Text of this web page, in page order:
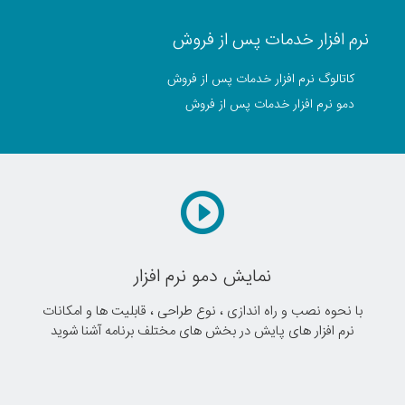
نرم افزار خدمات پس از فروش
کاتالوگ نرم افزار خدمات پس از فروش
دمو نرم افزار خدمات پس از فروش
نمایش دمو نرم افزار
با نحوه نصب و راه اندازی ، نوع طراحی ، قابلیت ها و امکانات
نرم افزار های پایش در بخش های مختلف برنامه آشنا شوید